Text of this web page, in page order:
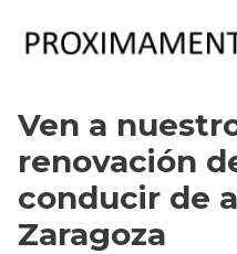
Ven a
renovación
conducir de
Zaragoza